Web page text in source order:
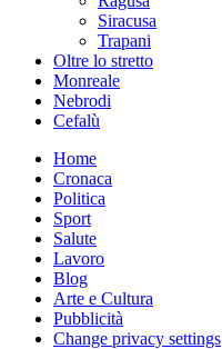
Siracusa
Trapani
Oltre lo stretto
Monreale
Nebrodi
Cefalù
Home
Cronaca
Politica
Sport
Salute
Lavoro
Blog
Arte e Cultura
Pubblicità
Change privacy settings